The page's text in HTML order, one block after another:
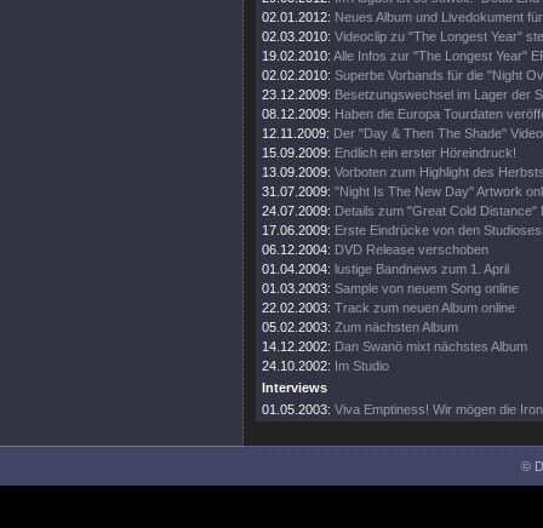
02.01.2012: Neues Album und Livedokument
02.03.2010: Videoclip zu "The Longest Year"
19.02.2010: Alle Infos zur "The Longest Year"
02.02.2010: Superbe Vorbands für die "Night
23.12.2009: Besetzungswechsel im Lager der
08.12.2009: Haben die Europa Tourdaten
12.11.2009: Der "Day & Then The Shade"
15.09.2009: Endlich ein erster Höreindruck!
13.09.2009: Vorboten zum Highlight des
31.07.2009: "Night Is The New Day" Artwork
24.07.2009: Details zum "Great Cold Distance"
17.06.2009: Erste Eindrücke von den
06.12.2004: DVD Release verschoben
01.04.2004: lustige Bandnews zum 1. April
01.03.2003: Sample von neuem Song online
22.02.2003: Track zum neuen Album online
05.02.2003: Zum nächsten Album
14.12.2002: Dan Swanö mixt nächstes Album
24.10.2002: Im Studio
Interviews
01.05.2003: Viva Emptiness! Wir mögen die
©